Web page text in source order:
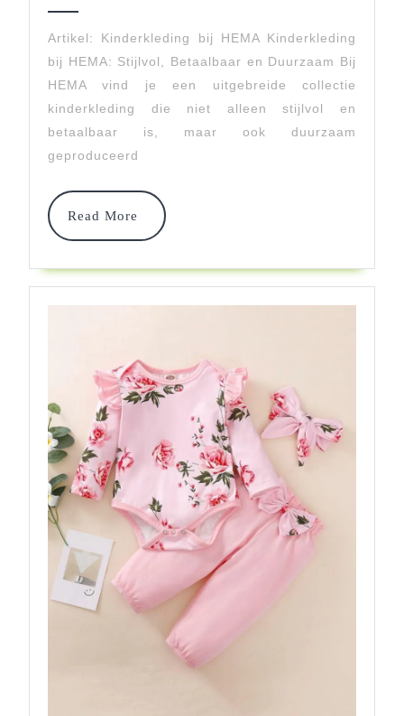
Kinderkleding
Van
HEMA
Artikel: Kinderkleding bij HEMA Kinderkleding
bij HEMA: Stijlvol, Betaalbaar en Duurzaam Bij
HEMA vind je een uitgebreide collectie
kinderkleding die niet alleen stijlvol en
betaalbaar is, maar ook duurzaam
geproduceerd
Read More
Read
More